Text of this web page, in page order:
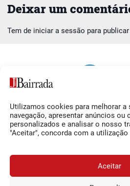
Utilizamos cookies para melhorar a
navegação, apresentar anúncios ou
personalizados e analisar o nosso
"Aceitar", concorda com a
Aceitar
Deixar um
Tem de iniciar a sessão para
Siga-nos
Facebook
O